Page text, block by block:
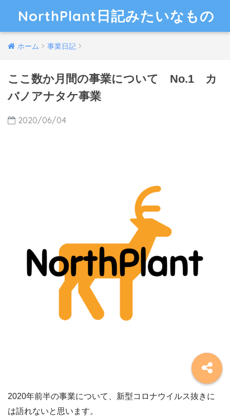
NorthPlant日記みたいなもの
ホーム 事業日記
ここ数か月間の事業について No.1 カ
バノアナタケ事業
2020/06/04
2020年前半の事業について、新型コロナウイルス抜きに
は語れないと思います。